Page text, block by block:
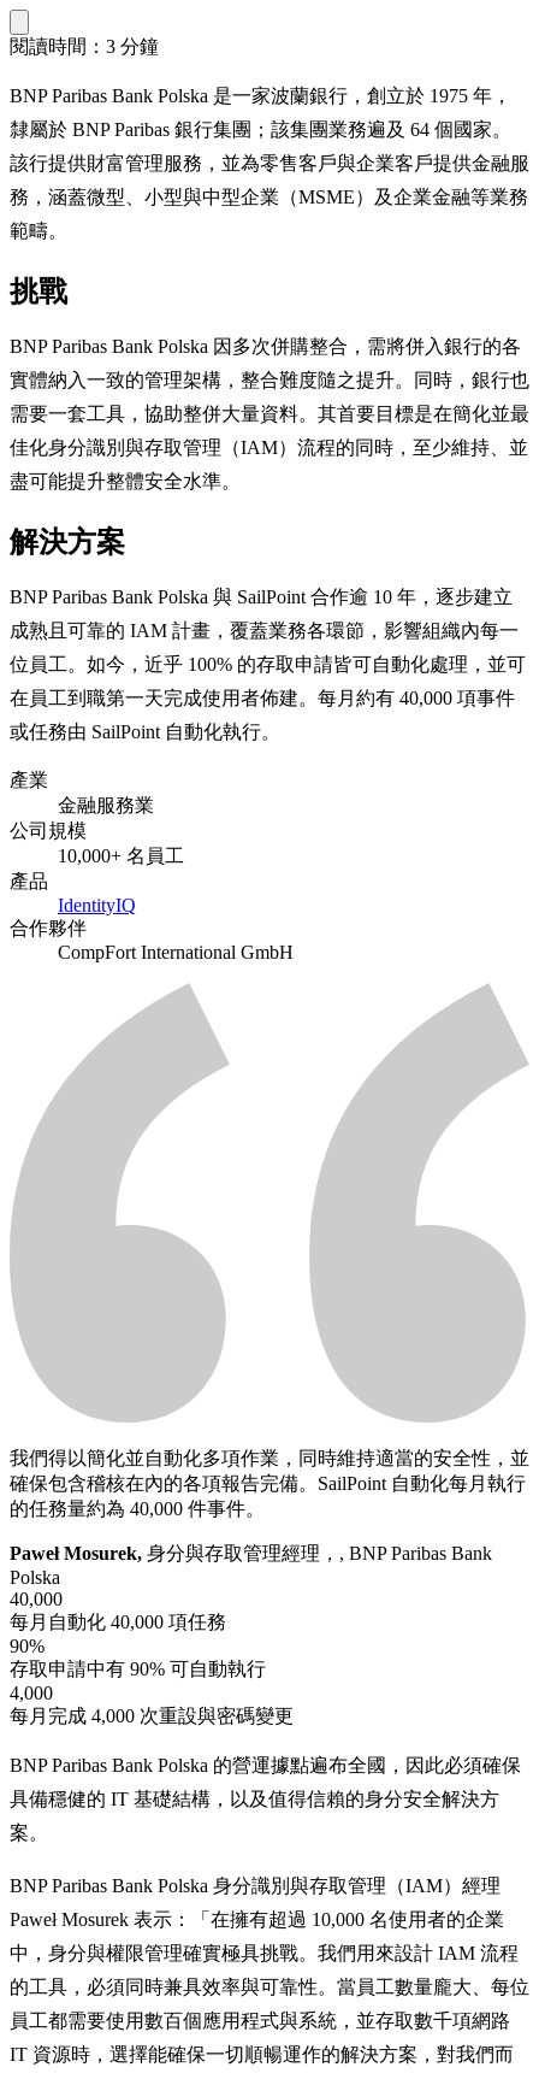
閱讀時間：3 分鐘
BNP Paribas Bank Polska 是一家波蘭銀行，創立於 1975 年，
隸屬於 BNP Paribas 銀行集團；該集團業務遍及 64 個國家。
該行提供財富管理服務，並為零售客戶與企業客戶提供金融服
務，涵蓋微型、小型與中型企業（MSME）及企業金融等業務
範疇。
挑戰
BNP Paribas Bank Polska 因多次併購整合，需將併入銀行的各
實體納入一致的管理架構，整合難度隨之提升。同時，銀行也
需要一套工具，協助整併大量資料。其首要目標是在簡化並最
佳化身分識別與存取管理（IAM）流程的同時，至少維持、並
盡可能提升整體安全水準。
解決方案
BNP Paribas Bank Polska 與 SailPoint 合作逾 10 年，逐步建立
成熟且可靠的 IAM 計畫，覆蓋業務各環節，影響組織內每一
位員工。如今，近乎 100% 的存取申請皆可自動化處理，並可
在員工到職第一天完成使用者佈建。每月約有 40,000 項事件
或任務由 SailPoint 自動化執行。
產業
金融服務業
公司規模
10,000+ 名員工
產品
IdentityIQ
合作夥伴
CompFort International GmbH
我們得以簡化並自動化多項作業，同時維持適當的安全性，並
確保包含稽核在內的各項報告完備。SailPoint 自動化每月執行
的任務量約為 40,000 件事件。
Paweł Mosurek, 身分與存取管理經理，, BNP Paribas Bank
Polska
40,000
每月自動化 40,000 項任務
90%
存取申請中有 90% 可自動執行
4,000
每月完成 4,000 次重設與密碼變更
BNP Paribas Bank Polska 的營運據點遍布全國，因此必須確保
具備穩健的 IT 基礎結構，以及值得信賴的身分安全解決方
案。
BNP Paribas Bank Polska 身分識別與存取管理（IAM）經理
Paweł Mosurek 表示：「在擁有超過 10,000 名使用者的企業
中，身分與權限管理確實極具挑戰。我們用來設計 IAM 流程
的工具，必須同時兼具效率與可靠性。當員工數量龐大、每位
員工都需要使用數百個應用程式與系統，並存取數千項網路
IT 資源時，選擇能確保一切順暢運作的解決方案，對我們而